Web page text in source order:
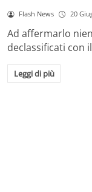
Flash News 20
Ad affermarlo
declassificati con
Leggi di più